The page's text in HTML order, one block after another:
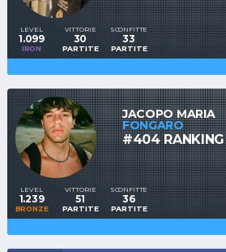
LEVEL
1.099
IRON
VITTORIE
30
PARTITE
SCONFITTE
33
PARTITE
JACOPO MARIA
FONGARO
#404 RANKING
LEVEL
1.239
BRONZE
VITTORIE
51
PARTITE
SCONFITTE
36
PARTITE